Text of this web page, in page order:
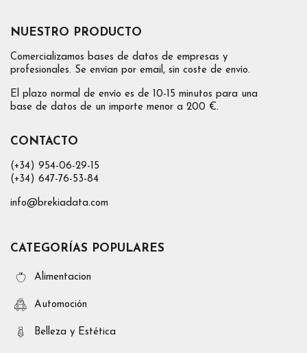
NUESTRO PRODUCTO
Comercializamos bases de datos de empresas y
profesionales. Se envían por email, sin coste de envío.
El plazo normal de envío es de 10-15 minutos para una
base de datos de un importe menor a 200 €.
CONTACTO
(+34) 954-06-29-15
(+34) 647-76-53-84
info@brekiadata.com
CATEGORÍAS POPULARES
Alimentacion
Automoción
Belleza y Estética